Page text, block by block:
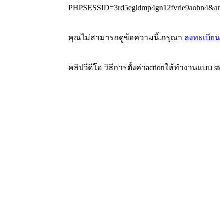
คุณไม่สามารถดูข้อความนี้.กรุณา ลงทะเบียน
คลิปวีดีโอ วิธีการตั้งค่าactionให้ทำงานแบบ